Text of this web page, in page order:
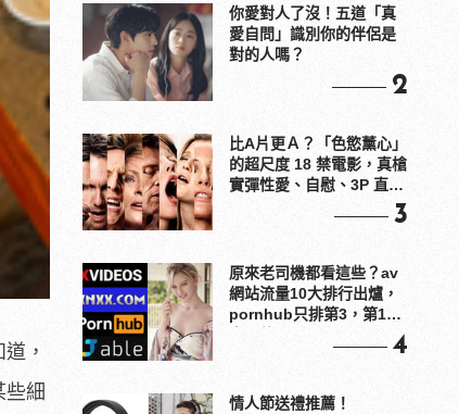
道 ，
些細
你愛對人了沒！五道「真
愛自問」識別你的伴侶是
對的人嗎？
2
比A片更Ａ？「色慾薰心」
的超尺度 18 禁電影，真槍
實彈性愛、自慰、3P 直接
3
原來老司機都看這些？av
網站流量10大排行出爐，
pornhub只排第3，第1名
4
情人節送禮推薦！